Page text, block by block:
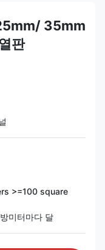
35mm
판
>=100 square
미터마다 달